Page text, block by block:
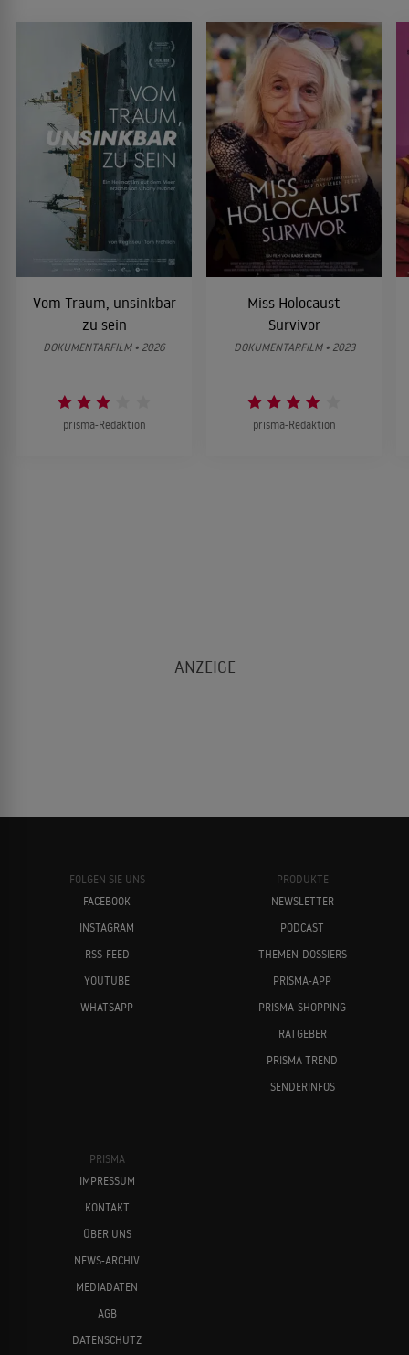
Vom Traum, unsinkbar
zu sein
DOKUMENTARFILM • 2026
prisma-Redaktion
Miss Holocaust
Survivor
DOKUMENTARFILM • 2023
prisma-Redaktion
FOLGEN SIE UNS
FACEBOOK
INSTAGRAM
RSS-FEED
YOUTUBE
WHATSAPP
PRODUKTE
NEWSLETTER
PODCAST
THEMEN-DOSSIERS
PRISMA-APP
PRISMA-SHOPPING
RATGEBER
PRISMA TREND
SENDERINFOS
PRISMA
IMPRESSUM
KONTAKT
ÜBER UNS
NEWS-ARCHIV
MEDIADATEN
AGB
DATENSCHUTZ